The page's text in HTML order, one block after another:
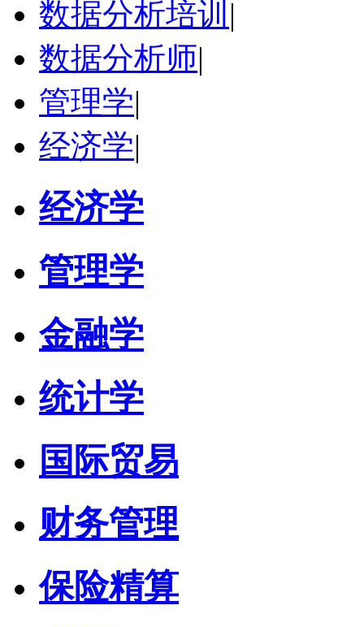
立即咨询
数据分析培训 |
数据分析师|
管理学|
经济学|
经济学
管理学
金融学
统计学
国际贸易
财务管理
保险精算